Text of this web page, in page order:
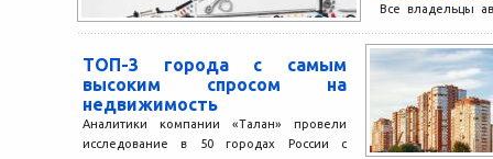
Все владельцы
автомобиля –
нужные запчасти,
ТОП-3 города с самым
высоким спросом на
недвижимость
Аналитики компании «Талан» провели
исследование в 50 городах России с